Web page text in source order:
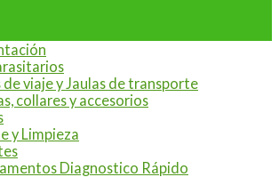
de viaje y Jaulas de transporte
collares y accesorios
y Limpieza
Diagnostico Rápido